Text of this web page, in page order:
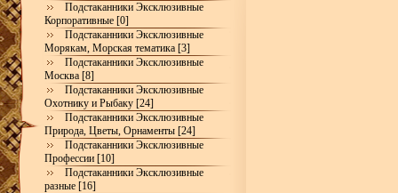
Подстаканники Эксклюзивные
Корпоративные [0]
Подстаканники Эксклюзивные
Морякам, Морская тематика [3]
Подстаканники Эксклюзивные
Москва [8]
Подстаканники Эксклюзивные
Охотнику и Рыбаку [24]
Подстаканники Эксклюзивные
Природа, Цветы, Орнаменты [24]
Подстаканники Эксклюзивные
Профессии [10]
Подстаканники Эксклюзивные
разные [16]